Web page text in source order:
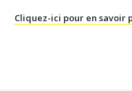
Cliquez-ici pour en savoir